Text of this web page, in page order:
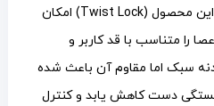
سیستم تنظیم ارتفاع پیچی این محصول (Twist Lock) امکان
را متناسب با قد کاربر و
سبک اما مقاوم آن باعث شده
دست کاهش یابد و کنترل